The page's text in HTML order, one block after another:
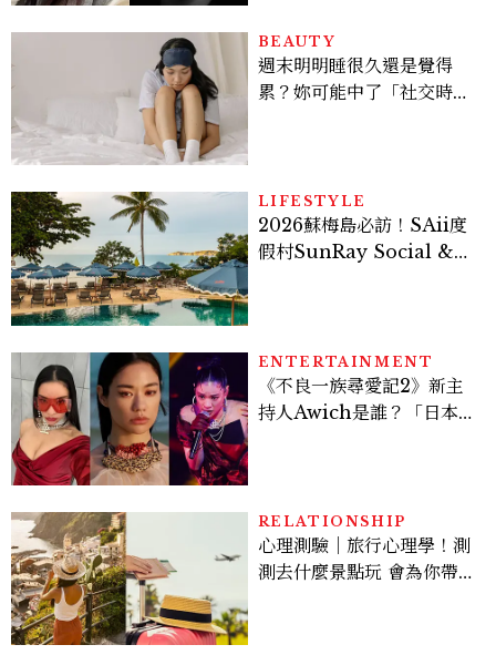
BEAUTY
週末明明睡很久還是覺得
累？妳可能中了「社交時
LIFESTYLE
2026蘇梅島必訪！SAii度
假村SunRay Social &
ENTERTAINMENT
《不良一族尋愛記2》新主
持人Awich是誰？「日本嘻
RELATIONSHIP
心理測驗｜旅行心理學！測
測去什麼景點玩 會為你帶來